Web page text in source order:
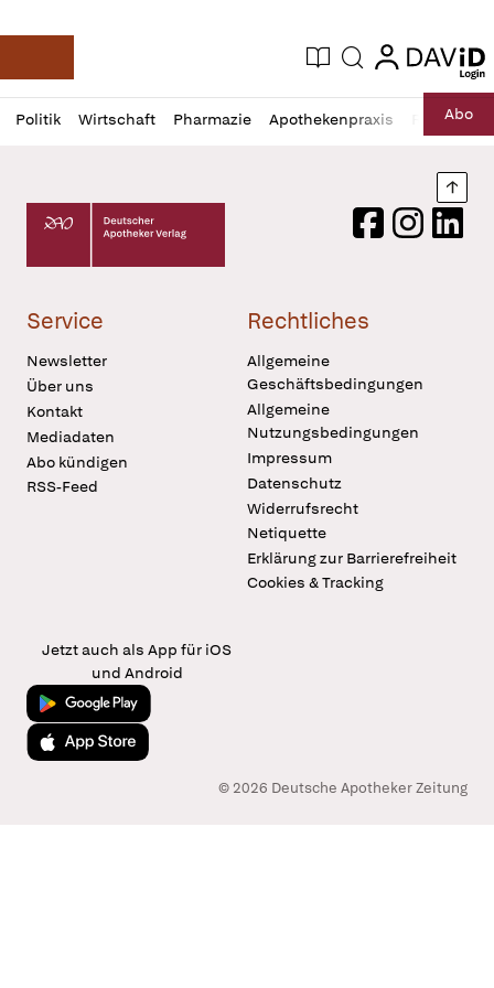
Deutsche Apotheker Zeitung
Aktuelle Ausgabe
Suche login
login
Politik Wirtschaft Pharmazie Apothekenpraxis RechtAbo
Profil
öffnen
Daz
Pur
Deutscher Apotheker Verlag Logo
FacebookInstagram
Service
Newsletter
Über uns
Kontakt
Mediadaten
Abo kündigen
RSS-Feed
Rechtliches
Allgemeine
Geschäftsbedingungen
Allgemeine
Nutzungsbedingungen
Impressum
Datenschutz
Widerrufsrecht
Netiquette
Erklärung zur Barrierefreiheit
Cookies & Tracking
Jetzt auch als App für iOS
und Android
Jetzt bei Google Play
Laden im App Store
© 2026 Deutsche Apotheker Zeitung